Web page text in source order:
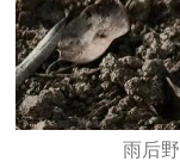
雨后